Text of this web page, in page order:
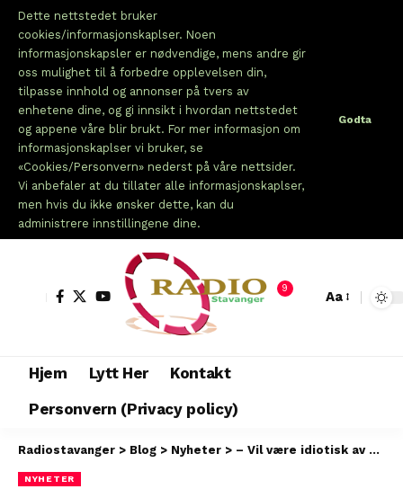
Dette nettstedet bruker
cookies/informasjonskaplser. Noen
informasjonskapsler er nødvendige, mens andre gir
oss mulighet til å forbedre opplevelsen din,
tilpasse innhold og annonser på tvers av
enhetene dine, og gi innsikt i hvordan nettstedet
og appene våre blir brukt. For mer informasjon om
informasjonskaplser vi bruker, se
«Cookies/Personvern» nederst på våre nettsider.
Vi anbefaler at du tillater alle informasjonskaplser,
men hvis du ikke ønsker dette, kan du
administrere innstillingene dine.
Godta
9
Aa
Hjem Lytt Her
Kontakt
Personvern (Privacy policy)
Radiostavanger > Blog > Nyheter > – Vil være idiotisk av meg – Radio Stavanger
NYHETER